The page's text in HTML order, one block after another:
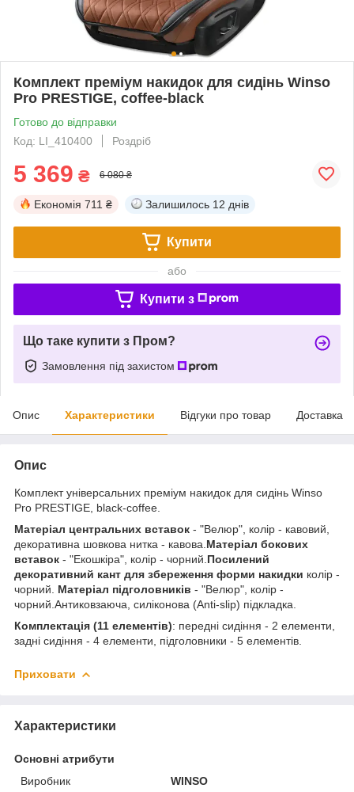
Комплект преміум накидок для сидінь Winso
Pro PRESTIGE, coffee-black
Готово до відправки
Код: LI_410400
Роздріб
5 369 ₴ 6 080 ₴
Економія 711 ₴ Залишилось 12 днів
Купити
або
Купити з
Що таке купити з Пром?
Замовлення під захистом
Опис Характеристики Відгуки про товар Доставка
Опис
Комплект універсальних преміум накидок для сидінь Winso
Pro PRESTIGE, black-coffee.
Матеріал центральних вставок - "Велюр", колір - кавовий,
декоративна шовкова нитка - кавова. Матеріал бокових
вставок - "Екошкіра", колір - чорний. Посилений
декоративний кант для збереження форми накидки колір -
чорний. Матеріал підголовників - "Велюр", колір -
чорний.Антиковзаюча, силіконова (Anti-slip) підкладка.
Комплектація (11 елементів): передні сидіння - 2 елементи,
задні сидіння - 4 елементи, підголовники - 5 елементів.
Приховати
Характеристики
Основні атрибути
Виробник
WINSO